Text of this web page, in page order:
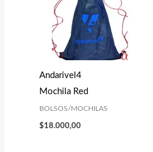
Andarivel4
Mochila Red
BOLSOS/MOCHILAS
$18.000,00